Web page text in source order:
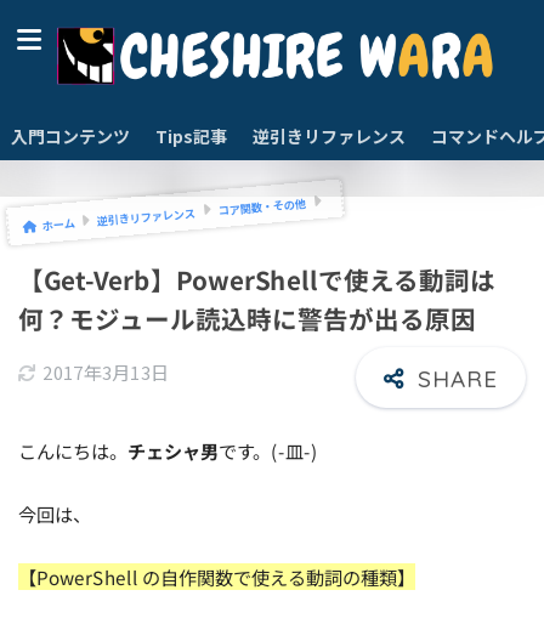
入門コンテンツ Tips記事 逆引きリファレンス コマンドヘル
ホーム 逆引きリファレンス コア関数・その他
【Get-Verb】PowerShellで使える動詞は
何？モジュール読込時に警告が出る原因
2017年3月13日
こんにちは。 チェシャ男です。(-皿-)
今回は、
【PowerShell の自作関数で使える動詞の種類】